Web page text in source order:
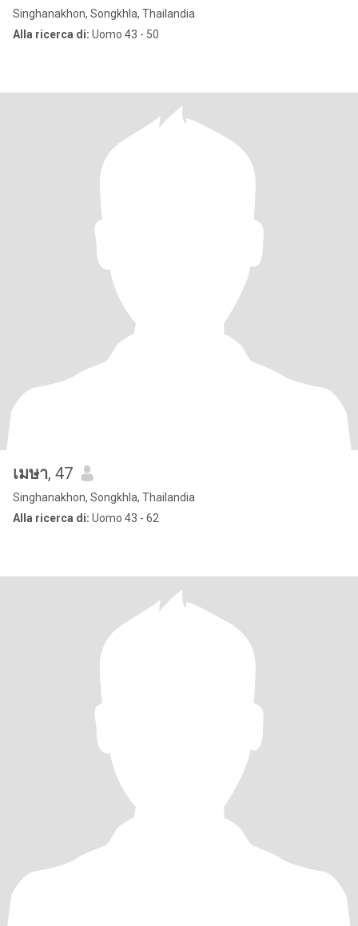
Singhanakhon, Songkhla, Thailandia
Alla ricerca di: Uomo 43 - 50
เมษา, 47
Singhanakhon, Songkhla, Thailandia
Alla ricerca di: Uomo 43 - 62